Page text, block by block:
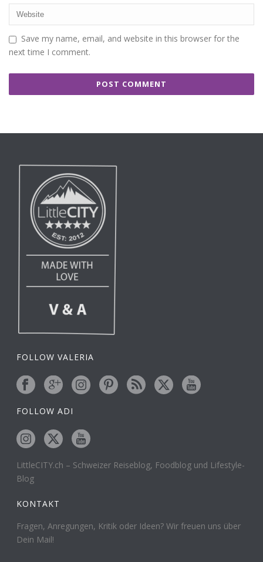
Save my name, email, and website in this browser for the
next time I comment.
FOLLOW VALERIA
FOLLOW ADI
LittleCITY.ch – Schweizer Reiseblog, Foodblog und Lifestyle-
Blog
KONTAKT
Fragen, Anregungen, Kritik oder Ideen? Wir freuen uns über
Dein Mail!